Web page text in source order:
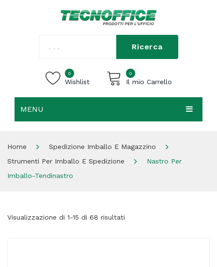
Ricerca
0
Wishlist
0
Il mio Carrello
MENU
CHI SIAMO
SHOP
Home
Spedizione Imballo E Magazzino
Strumenti Per Imballo E Spedizione
Nastro Per
Imballo-Tendinastro
Visualizzazione di 1-15 di 68 risultati